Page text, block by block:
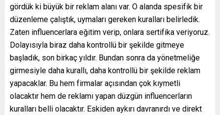
gördük ki büyük bir reklam alanı var. O alanda spesifik bir
düzenleme çalıştık, uymaları gereken kuralları belirledik.
Zaten influencerlara eğitim verip, onlara sertifika veriyoruz.
Dolayısıyla biraz daha kontrollü bir şekilde gitmeye
başladık, son birkaç yıldır. Bundan sonra da yönetmeliğe
girmesiyle daha kurallı, daha kontrollü bir şekilde reklam
yapacaklar. Bu hem firmalar açısından çok kıymetli
olacaktır hem de reklamı yapan düzgün influencerların
kuralları belli olacaktır. Eskiden aykırı davranırdı ve direkt